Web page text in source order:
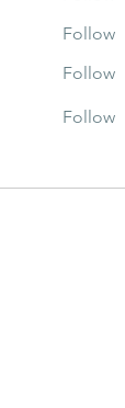
Follow
Follow
Follow